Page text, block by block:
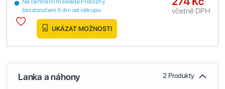
Na centrálním skladě Přibližný
čas doručení 9 dní od nákupu
včetně DPH
UKÁZAT MOŽNOSTI
Lanka a náhony 2 Produkty